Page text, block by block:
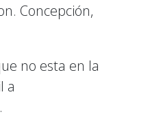
Concepción,
no esta en la
a
.